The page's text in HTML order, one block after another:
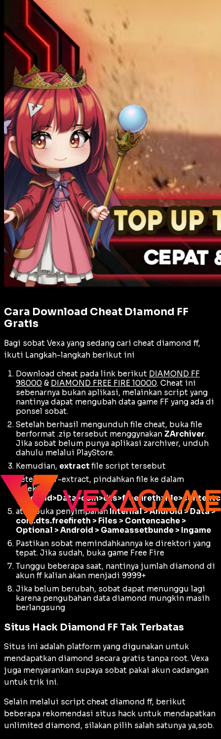
Cara Download Cheat Diamond FF
Gratis
Bagi sobat Vexa yang sedang cari cheat diamond ff,
ikuti Langkah-langkah berikut ini
Download cheat pada link berikut DIAMOND FF
98000 & DIAMOND FREE FIRE 10000. Cheat ini
sebenarnya bukan aplikasi, melainkan script yang
nantinya dapat mengubah data game FF yang ada di
ponsel sobat.
Setelah berhasil mengunduh file cheat, buka file
berformat .zip tersebut menggynakan ZArchiver.
Jika sobat belum punya aplikasi zarchiver, unduh
dahulu melalui PlayStore.
Kemudian, extract file script tersebut
Setelah ter-extract, pindahkan file ke dalam
direktori
atau buka penyimpanan Internal > Android > Data >
com.dts.freefireth > Files > Contencache >
Optional > Android > Gameassetbunde > Ingame
Pastikan sobat memindahkannya ke direktori yang
tepat. Jika sudah, buka game Free Fire
Tunggu beberapa saat, nantinya jumlah diamond di
akun ff kalian akan menjadi 9999+
Jika belum berubah, sobat dapat menunggu lagi
karena pengubahan data diamond mungkin masih
berlangsung
Situs Hack Diamond FF Tak Terbatas
Situs ini adalah platform yang digunakan untuk
mendapatkan diamond secara gratis tanpa root. Vexa
juga menyarankan supaya sobat pakai akun cadangan
untuk trik ini.
Selain melalui script cheat diamond ff, berikut
beberapa rekomendasi situs hack untuk mendapatkan
unlimited diamond, silakan pilih salah satunya ya,sob.